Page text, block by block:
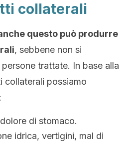
collaterali
questo può produrre
, sebbene non si
trattate. In base alla
collaterali possiamo
dolore di stomaco.
idrica, vertigini, mal di